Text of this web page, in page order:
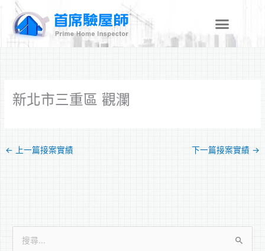
新北市三重區 觀瀾
← 上一篇接案實績 下一篇接案實績 →